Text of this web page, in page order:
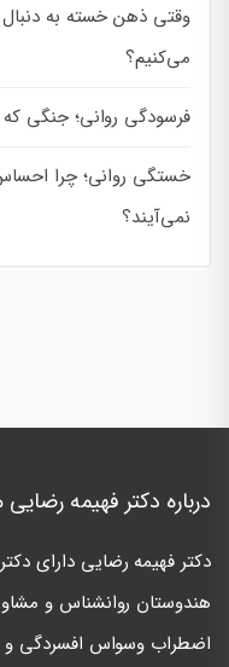
وقتی ذهن خسته به دنبال
می‌کنیم؟
فرسودگی روانی؛ جنگی
خستگی روانی؛ چرا
نمی‌آیند؟
درباره دکتر فهیمه
دكتر فهيمه رضايی دارای
هندوستان روانشناس و
اضطراب وسواس افسردگی